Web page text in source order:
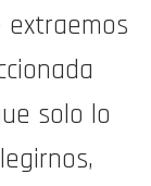
extraemos
solo lo